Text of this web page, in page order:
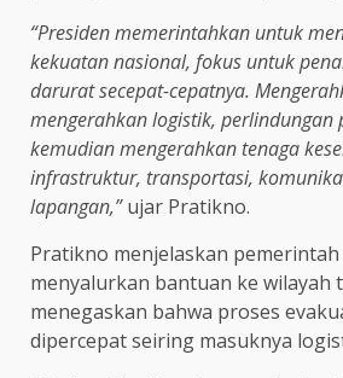
“Presiden memerintahkan untuk
kekuatan nasional, fokus untuk
darurat secepat-cepatnya.
mengerahkan logistik, perlindungan
kemudian mengerahkan tenaga
infrastruktur, transportasi,
lapangan,”ujar Pratikno.
Pratikno menjelaskan
menyalurkan bantuan ke wilayah
menegaskan bahwa proses
dipercepat seiring masuknya